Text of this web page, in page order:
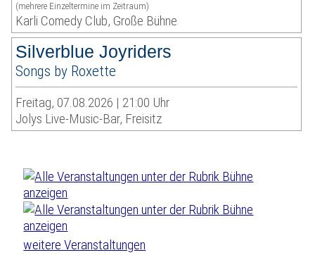
(mehrere Einzeltermine im Zeitraum)
Karli Comedy Club, Große Bühne
Silverblue Joyriders
Songs by Roxette
Freitag, 07.08.2026 | 21:00 Uhr
Jolys Live-Music-Bar, Freisitz
weitere Veranstaltungen